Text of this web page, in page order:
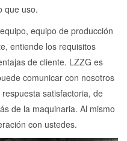
que uso.
equipo de producción
entiende los requisitos
de cliente. LZZG es
comunicar con nosotros
satisfactoria, de
de la maquinaria. Al mismo
con ustedes.